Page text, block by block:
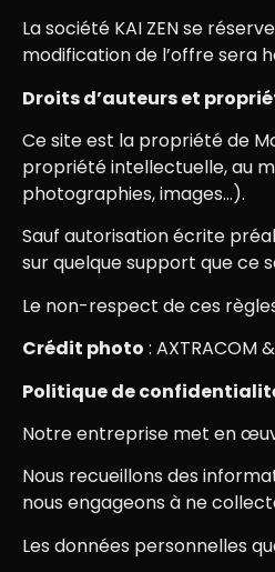
La société KAI ZEN se
modification de l’offre sera
Droits d’auteurs et
Ce site est la propriété de
propriété intellectuelle, au
photographies, images…).
Sauf autorisation écrite
sur quelque support que ce
Le non-respect de ces
Crédit photo : AXTRACOM
Politique de
Notre entreprise met en
Nous recueillons des
nous engageons à ne
Les données personnelles